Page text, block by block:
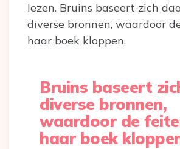
lezen. Bruins baseert zich
diverse bronnen, waardoor
haar boek kloppen.
Bruins baseert
diverse bronnen,
waardoor de
haar boek